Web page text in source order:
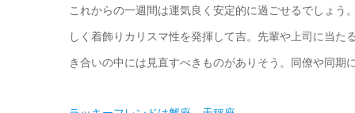
これからの一週間は運気良く安定的に過ごせるでしょ
しく着飾りカリスマ性を発揮して吉。先輩や上司に当
き合いの中には見直すべきものがありそう。同僚や同期